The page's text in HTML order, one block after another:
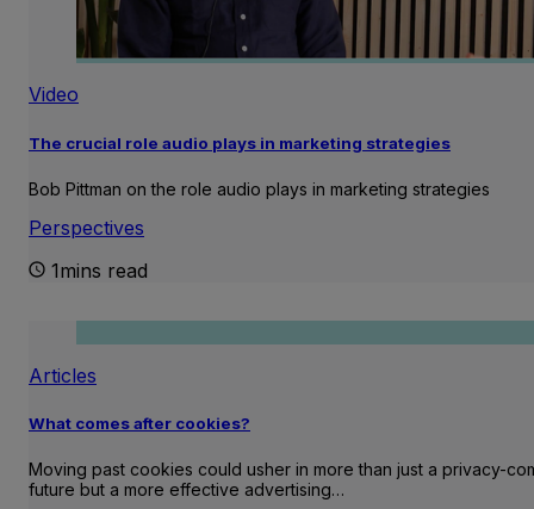
Video
The crucial role audio plays in marketing strategies
Bob Pittman on the role audio plays in marketing strategies
Perspectives
1mins read
Articles
What comes after cookies?
Moving past cookies could usher in more than just a privacy-
future but a more effective advertising…